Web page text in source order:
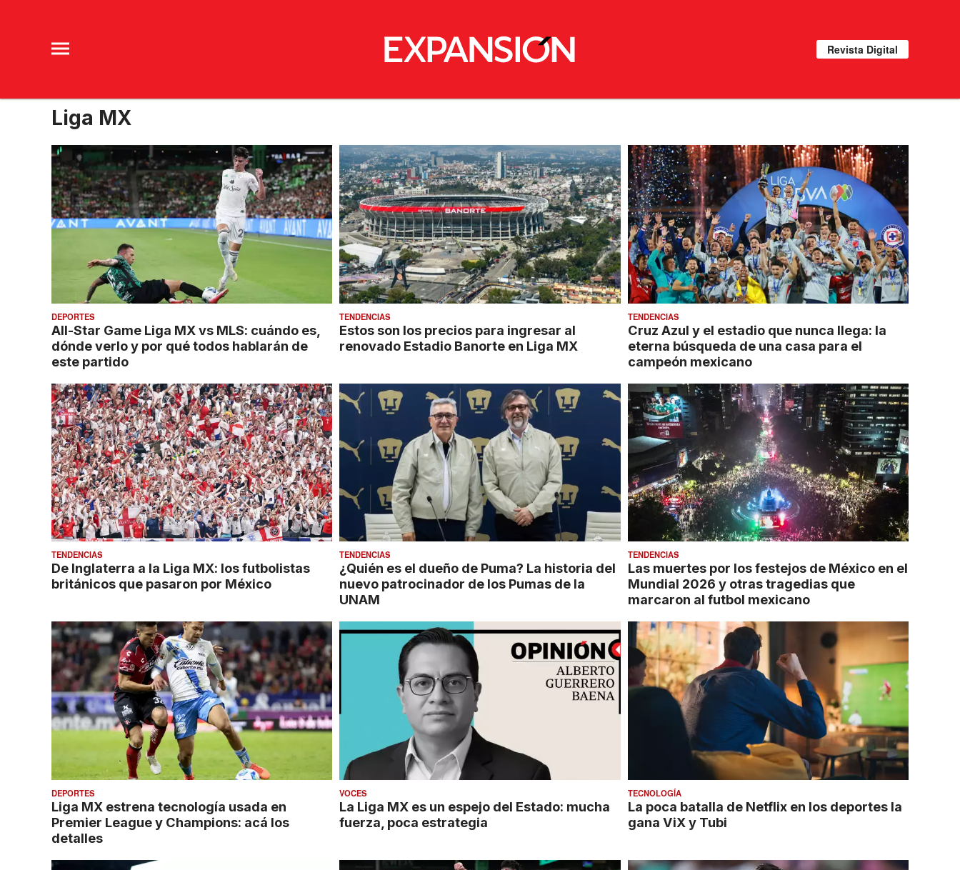
Revista Digital
Liga MX
DEPORTES
All-Star Game Liga MX vs MLS: cuándo es,
dónde verlo y por qué todos hablarán de
este partido
TENDENCIAS
Estos son los precios para ingresar al
renovado Estadio Banorte en Liga MX
TENDENCIAS
Cruz Azul y el estadio que nunca llega: la
eterna búsqueda de una casa para el
campeón mexicano
TENDENCIAS
De Inglaterra a la Liga MX: los futbolistas
británicos que pasaron por México
TENDENCIAS
¿Quién es el dueño de Puma? La historia del
nuevo patrocinador de los Pumas de la
UNAM
TENDENCIAS
Las muertes por los festejos de México en el
Mundial 2026 y otras tragedias que
marcaron al futbol mexicano
DEPORTES
Liga MX estrena tecnología usada en
Premier League y Champions: acá los
detalles
VOCES
La Liga MX es un espejo del Estado: mucha
fuerza, poca estrategia
TECNOLOGÍA
La poca batalla de Netflix en los deportes la
gana ViX y Tubi